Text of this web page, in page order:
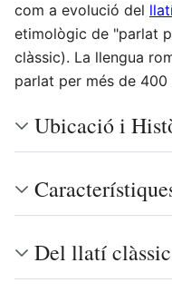
com a evolució del
etimològic de "parlat
clàssic). La llengua
parlat per més de 400
Ubicació i
Del llatí